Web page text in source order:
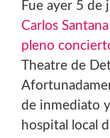
Fue ayer 5 de
Carlos Santana
pleno
Theatre de
de inmediato
hospital local